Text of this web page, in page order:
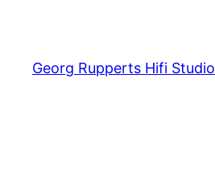
springen
Georg Rupperts Hifi Studio